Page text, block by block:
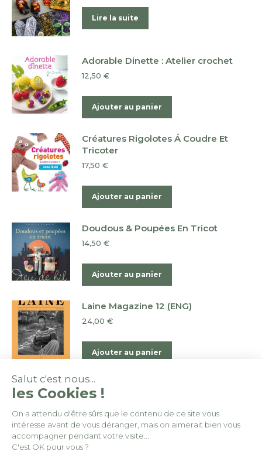
Lire la suite
Adorable Dinette : Atelier crochet
12,50 €
Ajouter au panier
Créatures Rigolotes Á Coudre Et
Tricoter
17,50 €
Ajouter au panier
Doudous & Poupées En Tricot
14,50 €
Ajouter au panier
Laine Magazine 12 (ENG)
24,00 €
Ajouter au panier
© ByPoush
Salut c'est nous...
les Cookies !
On a attendu d'être sûrs que le contenu de ce site vous
intéresse avant de vous déranger, mais on aimerait bien vous
accompagner pendant votre visite...
C'est OK pour vous ?